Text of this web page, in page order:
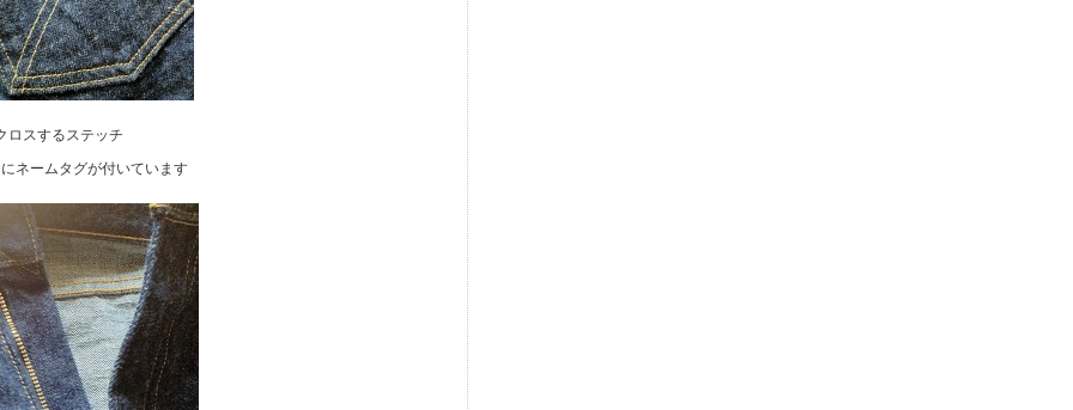
ロスするステッチ
ネームタグが付いています